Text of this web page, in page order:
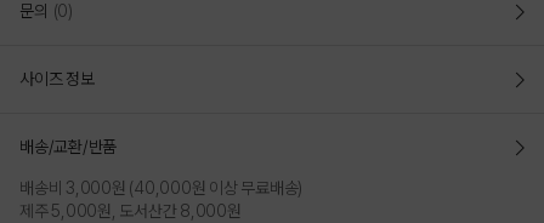
문의 (0)
사이즈 정보
배송/교환/반품
배송비 3,000원 (40,000원 이상 무료배송)
제주 5,000원, 도서산간 8,000원